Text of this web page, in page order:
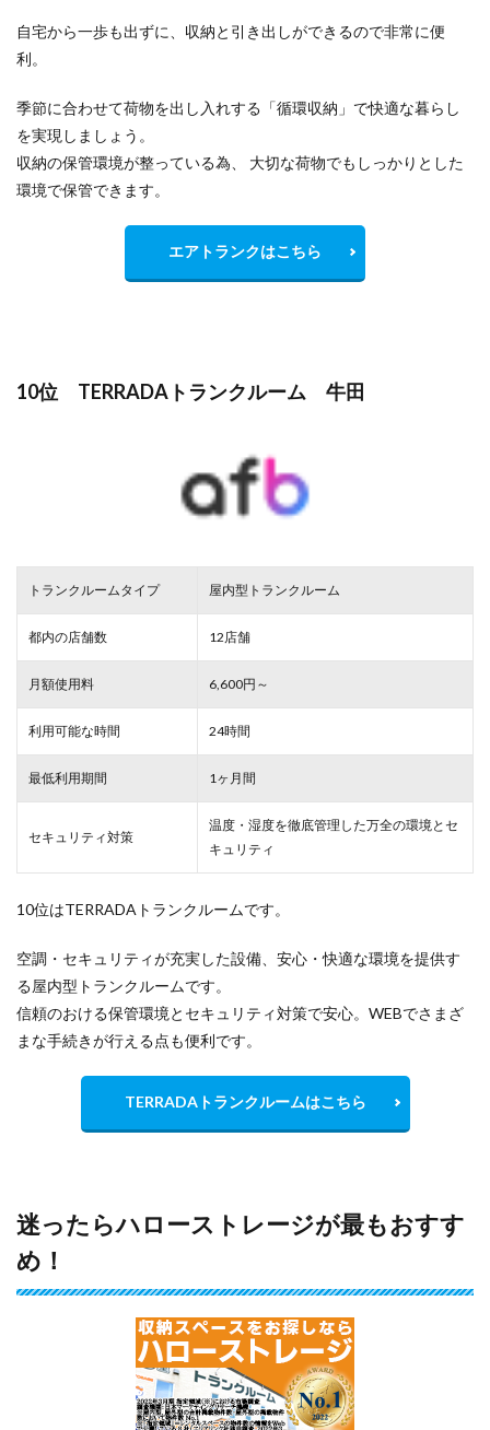
自宅から一歩も出ずに、収納と引き出しができるので非常に便
利。
季節に合わせて荷物を出し入れする「循環収納」で快適な暮らし
を実現しましょう。
収納の保管環境が整っている為、 大切な荷物でもしっかりとした
環境で保管できます。
エアトランクはこちら
10位 TERRADAトランクルーム 牛田
トランクルームタイプ 屋内型トランクルーム
都内の店舗数 12店舗
月額使用料 6,600円～
利用可能な時間 24時間
最低利用期間 1ヶ月間
セキュリティ対策
温度・湿度を徹底管理した万全の環境とセ
キュリティ
10位はTERRADAトランクルームです。
空調・セキュリティが充実した設備、安心・快適な環境を提供す
る屋内型トランクルームです。
信頼のおける保管環境とセキュリティ対策で安心。WEBでさまざ
まな手続きが行える点も便利です。
TERRADAトランクルームはこちら
迷ったらハローストレージが最もおすす
め！